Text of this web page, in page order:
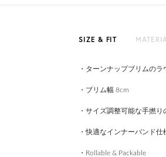
SIZE & FIT
・ターンナップブリムのラ
・ブリム幅 8cm
・サイズ調整可能な手撚り
・快適なインナーバンド仕
・Rollable & Packable